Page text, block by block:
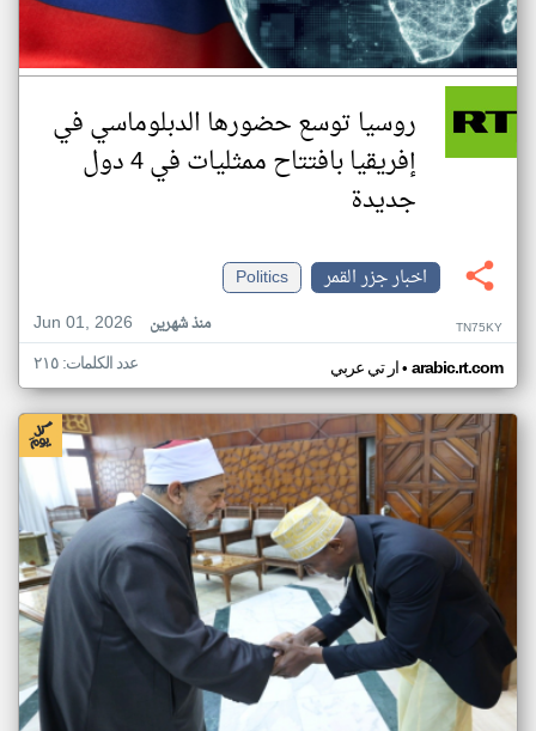
روسيا توسع حضورها الدبلوماسي في
إفريقيا بافتتاح ممثليات في 4 دول
جديدة
اخبار جزر القمر
Politics
Jun 01, 2026
منذ شهرين TN75KY
ار تي عربي• arabic.rt.com عدد الكلمات: ٢١٥